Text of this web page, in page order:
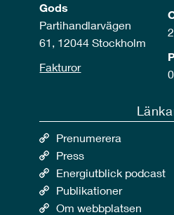
Gods
Partihandlarvägen
61, 12044 Stockholm
Fakturor
Prenumerera
Press
Energiutblick podcast
Publikationer
Om webbplatsen